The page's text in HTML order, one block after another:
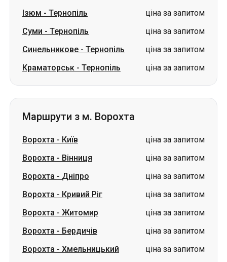
Ізюм - Тернопіль
ціна за запитом
Суми - Тернопіль
ціна за запитом
Синельникове - Тернопіль
ціна за запитом
Краматорськ - Тернопіль ціна за запитом
Маршрути з м. Ворохта
Ворохта - Київ
ціна за запитом
Ворохта - Вінниця
ціна за запитом
Ворохта - Дніпро
ціна за запитом
Ворохта - Кривий Ріг
ціна за запитом
Ворохта - Житомир
ціна за запитом
Ворохта - Бердичів
ціна за запитом
Ворохта - Хмельницький
ціна за запитом